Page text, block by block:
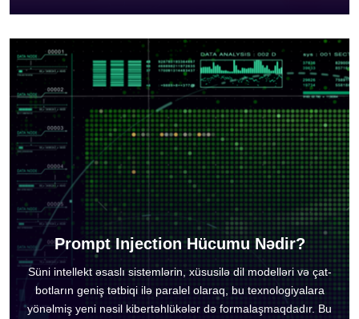
Prompt Injection Hücumu Nədir?
Süni intellekt əsaslı sistemlərin, xüsusilə dil modelləri və çat-
botların geniş tətbiqi ilə paralel olaraq, bu texnologiyalara
yönəlmiş yeni nəsil kibertəhlükələr də formalaşmaqdadır. Bu